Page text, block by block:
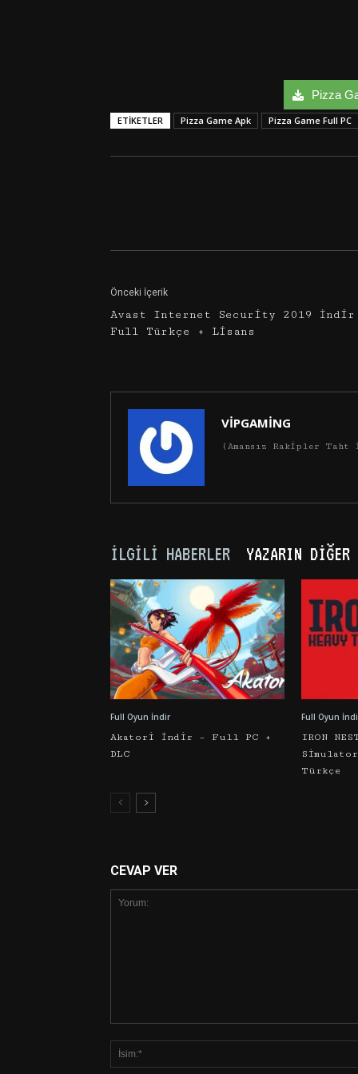
Pizza
ETIKETLER Pizza Game Apk Pizza Game Full PC
Önceki İçerik
Avast Internet Security 2019 İndir
Full Türkçe + Lisans
VİPGAMİNG
(Amansız Rakipler Taht
İLGILI HABERLER YAZARIN
Full Oyun İndir
Akatori İndir – Full PC +
DLC
Full Oyun
IRON
Türkçe
CEVAP VER